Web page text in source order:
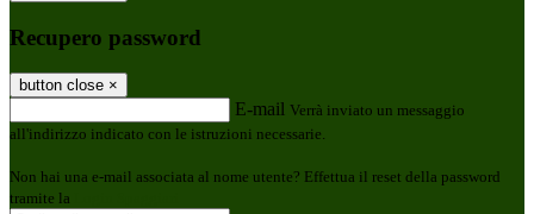
Recupero password
button close ×
E-mail Verrà inviato un messaggio
all'indirizzo indicato con le istruzioni necessarie.
Non hai una e-mail associata al nome utente? Effettua il reset della password
tramite la